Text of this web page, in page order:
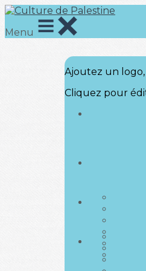
Menu
Ajoutez un
Cliquez pour